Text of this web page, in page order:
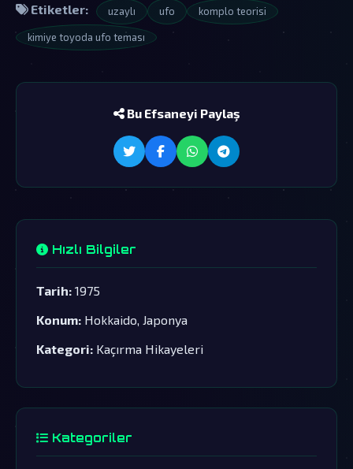
Etiketler: uzaylı ufo komplo teorisi
kimiye toyoda ufo teması
Bu Efsaneyi Paylaş
Hızlı Bilgiler
Tarih: 1975
Konum: Hokkaido, Japonya
Kategori: Kaçırma Hikayeleri
Kategoriler